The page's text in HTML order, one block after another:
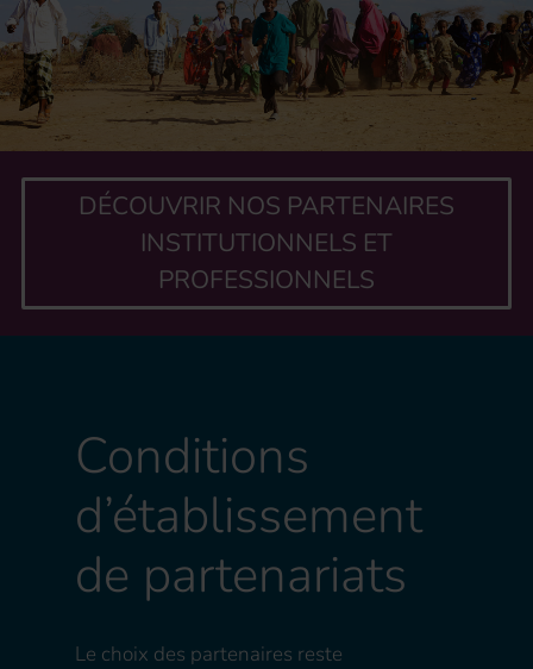
DÉCOUVRIR NOS PARTENAIRES
INSTITUTIONNELS ET
PROFESSIONNELS
Conditions
d’établissement
de partenariats
Le choix des partenaires reste